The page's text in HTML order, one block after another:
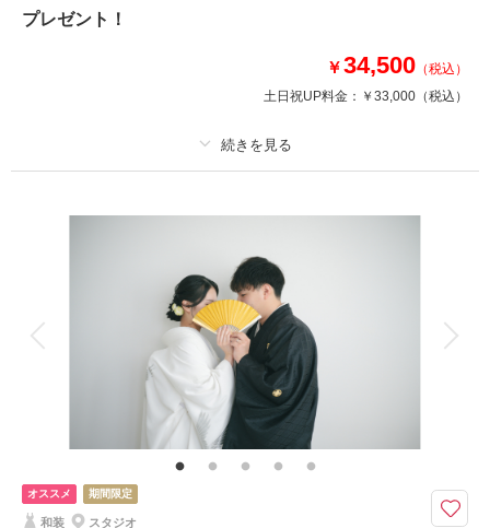
プレゼント！
￥34,500 （税込）
土日祝UP料金： ￥33,000 （税込）
ヘアメイク
データ 50 カット
会食
家族用衣装レンタル
撮影枠が埋まる前に、早めのご予約がおすすめ
本格的なチャペルを贅沢に貸し切って、
上質なウェディングフォトを叶えませんか？★
挙式を控えたカップルの前撮りにも選ばれています。
オススメ 期間限定
和装 スタジオ